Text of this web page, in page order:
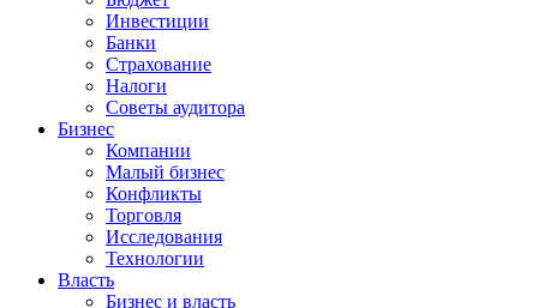
Инвестиции
Банки
Страхование
Налоги
Советы аудитора
Бизнес
Компании
Малый бизнес
Конфликты
Торговля
Исследования
Технологии
Власть
Бизнес и власть